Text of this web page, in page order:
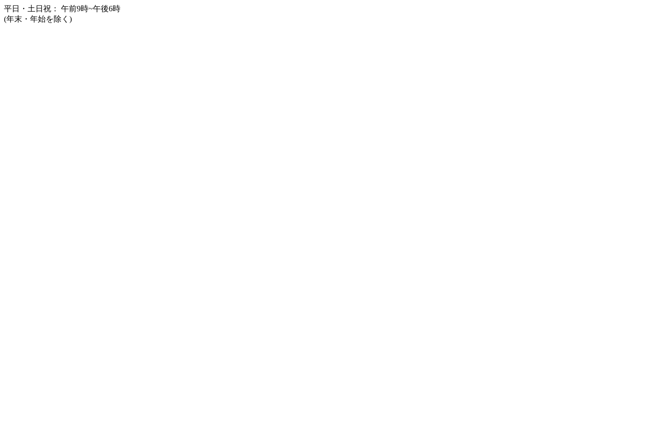
平日・土日祝： 午前9時~午後6時
(年末・年始を除く)